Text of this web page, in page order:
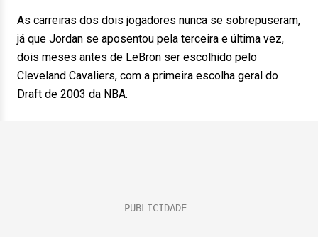
As carreiras dos dois jogadores nunca se sobrepuseram,
já que Jordan se aposentou pela terceira e última vez,
dois meses antes de LeBron ser escolhido pelo
Cleveland Cavaliers, com a primeira escolha geral do
Draft de 2003 da NBA.